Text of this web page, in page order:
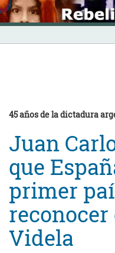
Skip
to
content
INICIO
45 años de la dictadura
Juan
que
primer
Videla